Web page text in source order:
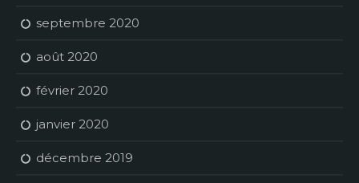
septembre 2020
août 2020
février 2020
janvier 2020
décembre 2019